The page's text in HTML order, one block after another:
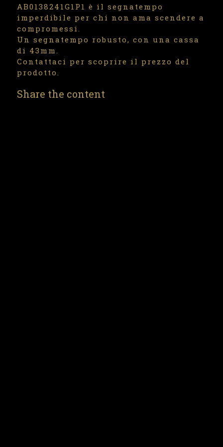
AB0138241G1P1 è il segnatempo
imperdibile per chi non ama scendere a
compromessi.
Un segnatempo robusto, con una cassa
di 43mm.
Contattaci per scoprire il prezzo del
prodotto.
Share the content